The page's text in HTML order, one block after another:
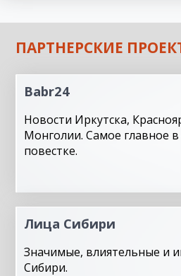
ПАРТНЕРСКИЕ
Babr24
Новости Иркутска,
Монголии. Самое главное
повестке.
Лица Сибири
Значимые, влиятельные и
Сибири.